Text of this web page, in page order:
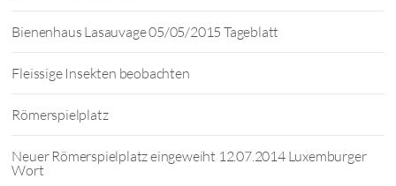
Bienenhaus Lasauvage 05/05/2015 Tageblatt
Fleissige Insekten beobachten
Römerspielplatz
Neuer Römerspielplatz eingeweiht 12.07.2014 Luxemburger
Wort